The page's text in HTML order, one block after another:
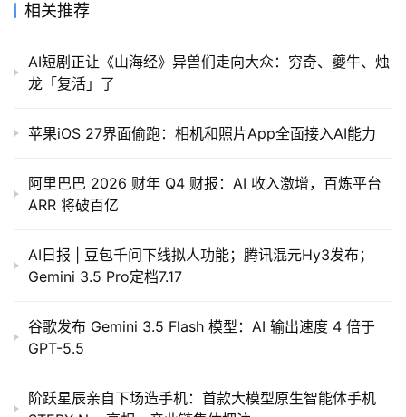
相关推荐
AI短剧正让《山海经》异兽们走向大众：穷奇、夔牛、烛
龙「复活」了
苹果iOS 27界面偷跑：相机和照片App全面接入AI能力
阿里巴巴 2026 财年 Q4 财报：AI 收入激增，百炼平台
ARR 将破百亿
AI日报 | 豆包千问下线拟人功能；腾讯混元Hy3发布；
Gemini 3.5 Pro定档7.17
谷歌发布 Gemini 3.5 Flash 模型：AI 输出速度 4 倍于
GPT-5.5
阶跃星辰亲自下场造手机：首款大模型原生智能体手机